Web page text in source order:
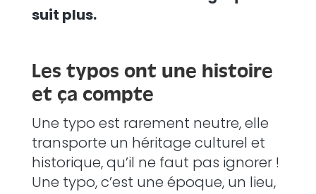
suit plus.
Les typos ont une histoire
et ça compte
Une typo est rarement neutre, elle
transporte un héritage culturel et
historique, qu’il ne faut pas ignorer !
Une typo, c’est une époque, un lieu,